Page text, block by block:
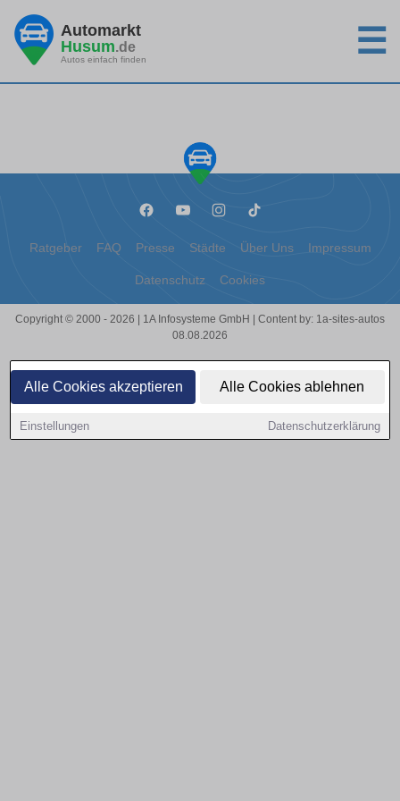
Alle Cookies akzeptieren Alle Cookies ablehnen
Einstellungen Datenschutzerklärung
Automarkt
Husum.de
Autos einfach finden ☰
Ratgeber FAQ Presse Städte Über Uns Impressum
Datenschutz Cookies
Copyright © 2000 - 2026 | 1A Infosysteme GmbH | Content by: 1a-sites-autos
08.08.2026